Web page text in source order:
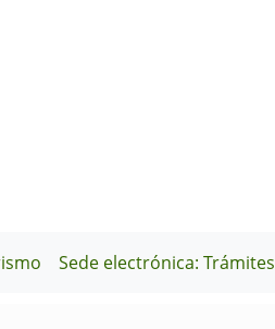
Sede electrónica: Trámites